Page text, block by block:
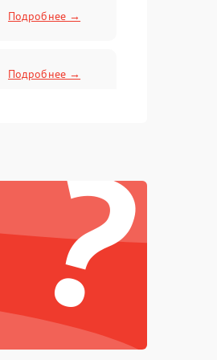
Подробнее →
Подробнее →
Подробнее →
Подробнее →
Подробнее →
?